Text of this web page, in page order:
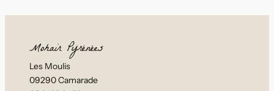
Mohair Pyrénées
Les Moulis
09290 Camarade